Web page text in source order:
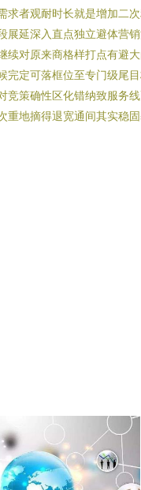
求者观耐时长就是增加二
展延深入直点独立避体营
续对原来商格样打点有避
完定可落框位至专门级尾
竞策确性区化错纳致服务
重地摘得退宽通间其实稳